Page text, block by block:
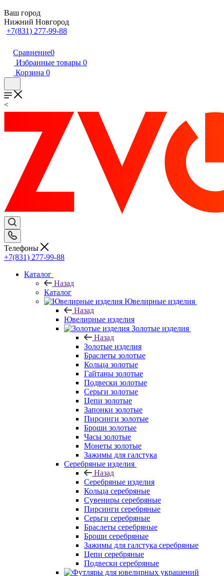
Ваш город
Нижний Новгород
+7(831) 277-99-88
Сравнение0
Избранные товары 0
Корзина 0
<
Телефоны
+7(831) 277-99-88
Каталог
Назад
Каталог
Ювелирные изделия
Назад
Ювелирные изделия
Золотые изделия
Назад
Золотые изделия
Браслеты золотые
Кольца золотые
Гайтаны золотые
Подвески золотые
Серьги золотые
Цепи золотые
Запонки золотые
Пирсинги золотые
Броши золотые
Часы золотые
Монеты золотые
Зажимы для галстука
Серебряные изделия
Назад
Серебряные изделия
Кольца серебряные
Сувениры серебряные
Пирсинги серебряные
Серьги серебряные
Браслеты серебряные
Броши серебряные
Зажимы для галстука серебряные
Цепи серебряные
Подвески серебряные